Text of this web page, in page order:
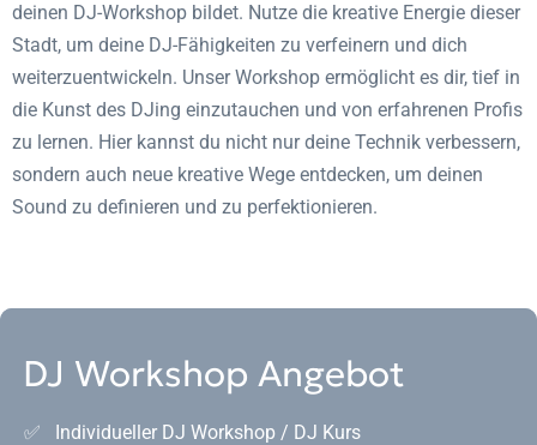
deinen DJ-Workshop bildet. Nutze die kreative Energie dieser
Stadt, um deine DJ-Fähigkeiten zu verfeinern und dich
weiterzuentwickeln. Unser Workshop ermöglicht es dir, tief in
die Kunst des DJing einzutauchen und von erfahrenen Profis
zu lernen. Hier kannst du nicht nur deine Technik verbessern,
sondern auch neue kreative Wege entdecken, um deinen
Sound zu definieren und zu perfektionieren.
DJ Workshop Angebot
✅ Individueller DJ Workshop / DJ Kurs